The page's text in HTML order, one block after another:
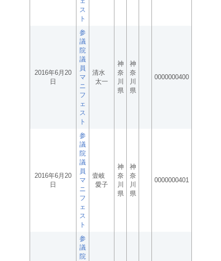
ス
ト
2016年6月20
日
参
議
院
議
員
マ
ニ
フ
ェ
ス
ト
清水
太一
神
奈
川
県
神
奈
川
県
0000000400
2016年6月20
日
参
議
院
議
員
マ
ニ
フ
ェ
ス
ト
壹岐
愛子
神
奈
川
県
神
奈
川
県
0000000401
参
議
院